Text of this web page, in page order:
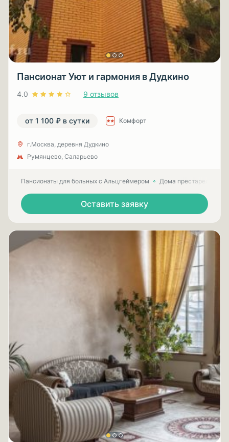
Пансионат Уют и гармония в Дудкино
4.0 9 отзывов
от 1 100 ₽ в сутки Комфорт
г.Москва, деревня Дудкино
Румянцево, Саларьево
Пансионаты для больных с Альцгеймером Дома престарелых
Оставить заявку